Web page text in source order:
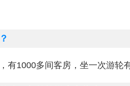
有1000多间客房，坐一次游轮